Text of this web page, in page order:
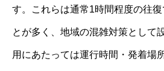
す。これらは通常1時間程度の往
とが多く、地域の混雑対策として
用にあたっては運行時間・発着場